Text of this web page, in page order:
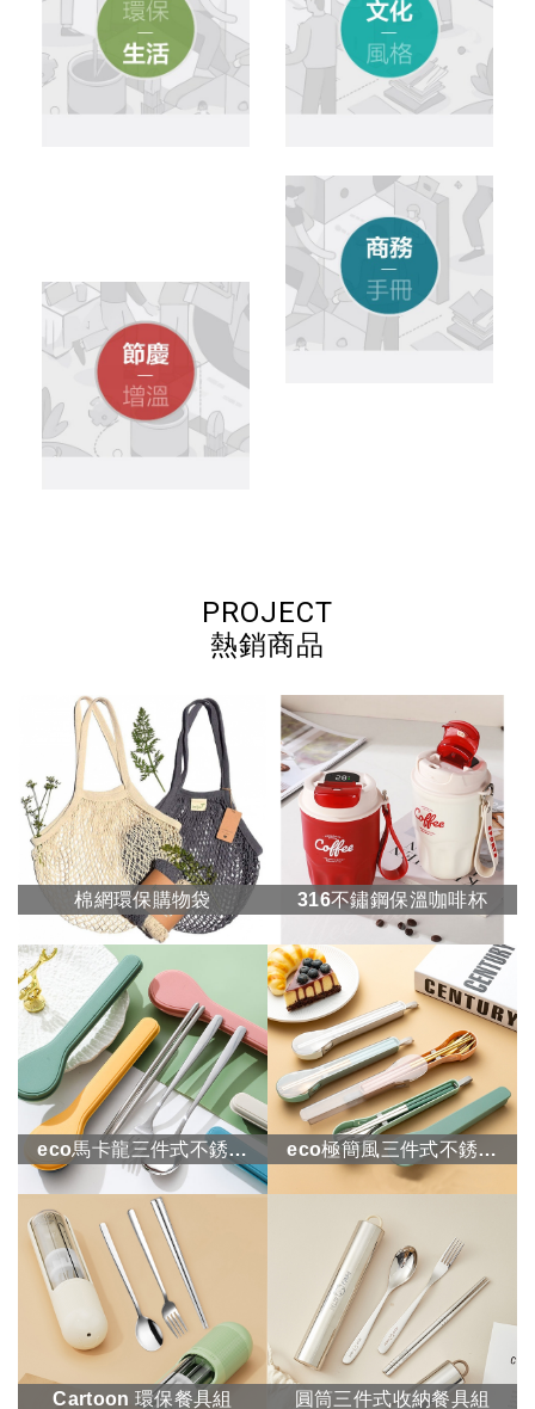
PROJECT
熱銷商品
棉網環保購物袋 316不鏽鋼保溫咖啡杯
eco馬卡龍三件式不銹鋼
環保餐具組
eco極簡風三件式不銹鋼
環保餐具組
Cartoon 環保餐具組 圓筒三件式收納餐具組